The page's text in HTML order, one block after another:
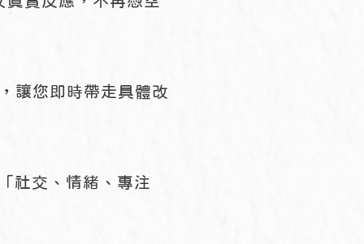
讓您即時帶走具體改
社交、情緒、專注